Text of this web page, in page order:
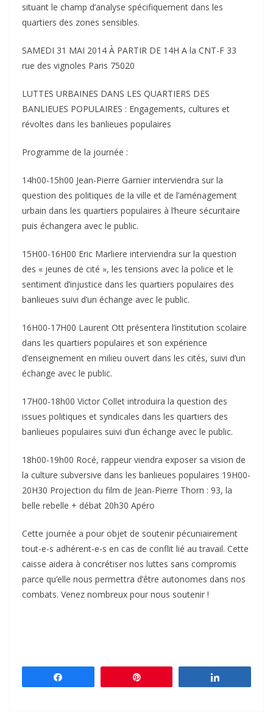
situant le champ d’analyse spécifiquement dans les
quartiers des zones sensibles.
SAMEDI 31 MAI 2014 À PARTIR DE 14H A la CNT-F 33
rue des vignoles Paris 75020
LUTTES URBAINES DANS LES QUARTIERS DES
BANLIEUES POPULAIRES : Engagements, cultures et
révoltes dans les banlieues populaires
Programme de la journée :
14h00-15h00 Jean-Pierre Garnier interviendra sur la
question des politiques de la ville et de l’aménagement
urbain dans les quartiers populaires à l’heure sécuritaire
puis échangera avec le public.
15H00-16H00 Eric Marliere interviendra sur la question
des « jeunes de cité », les tensions avec la police et le
sentiment d’injustice dans les quartiers populaires des
banlieues suivi d’un échange avec le public.
16H00-17H00 Laurent Ott présentera l’institution scolaire
dans les quartiers populaires et son expérience
d’enseignement en milieu ouvert dans les cités, suivi d’un
échange avec le public.
17H00-18h00 Victor Collet introduira la question des
issues politiques et syndicales dans les quartiers des
banlieues populaires suivi d’un échange avec le public.
18h00-19h00 Rocé, rappeur viendra exposer sa vision de
la culture subversive dans les banlieues populaires 19H00-
20H30 Projection du film de Jean-Pierre Thorn : 93, la
belle rebelle + débat 20h30 Apéro
Cette journée a pour objet de soutenir pécuniairement
tout-e-s adhérent-e-s en cas de conflit lié au travail. Cette
caisse aidera à concrétiser nos luttes sans compromis
parce qu’elle nous permettra d’être autonomes dans nos
combats. Venez nombreux pour nous soutenir !